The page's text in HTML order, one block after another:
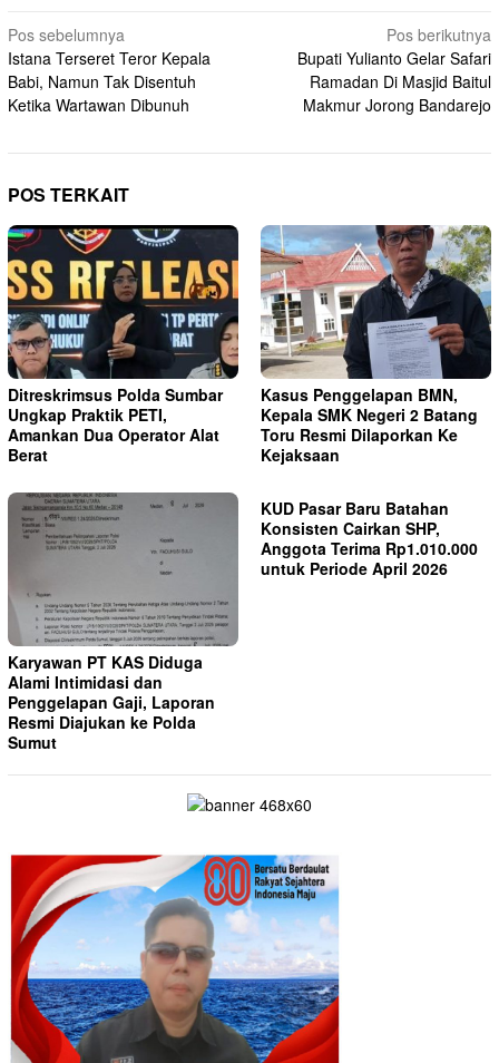
Navigasi
pos
Pos sebelumnya
Istana Terseret Teror Kepala
Babi, Namun Tak Disentuh
Ketika Wartawan Dibunuh
Pos berikutnya
Bupati Yulianto Gelar Safari
Ramadan Di Masjid Baitul
Makmur Jorong Bandarejo
POS TERKAIT
Ditreskrimsus Polda Sumbar
Ungkap Praktik PETI,
Amankan Dua Operator Alat
Berat
Kasus Penggelapan BMN,
Kepala SMK Negeri 2 Batang
Toru Resmi Dilaporkan Ke
Kejaksaan
Karyawan PT KAS Diduga
Alami Intimidasi dan
Penggelapan Gaji, Laporan
Resmi Diajukan ke Polda
Sumut
KUD Pasar Baru Batahan
Konsisten Cairkan SHP,
Anggota Terima Rp1.010.000
untuk Periode April 2026